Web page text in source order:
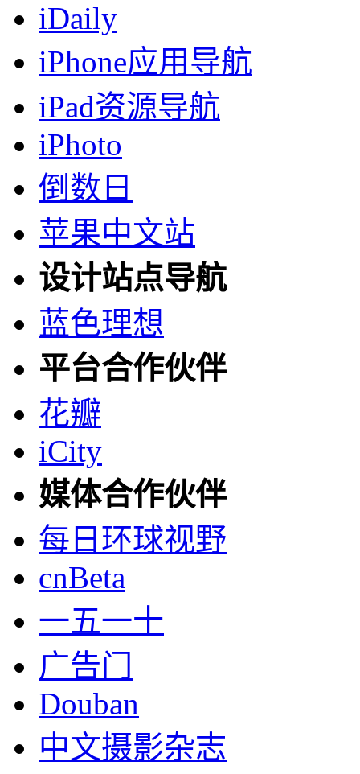
iDaily
iPhone应用导航
iPad资源导航
iPhoto
倒数日
苹果中文站
设计站点导航
蓝色理想
平台合作伙伴
花瓣
iCity
媒体合作伙伴
每日环球视野
cnBeta
一五一十
广告门
Douban
中文摄影杂志